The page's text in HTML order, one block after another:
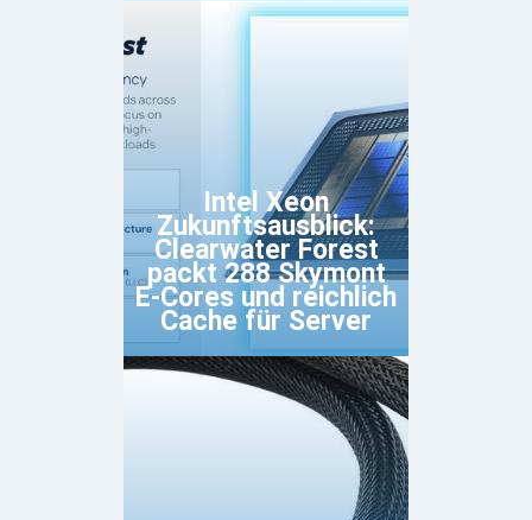
Intel Xeon
Zukunftsausblick:
Clearwater Forest
packt 288 Skymont
E-Cores und reichlich
Cache für Server